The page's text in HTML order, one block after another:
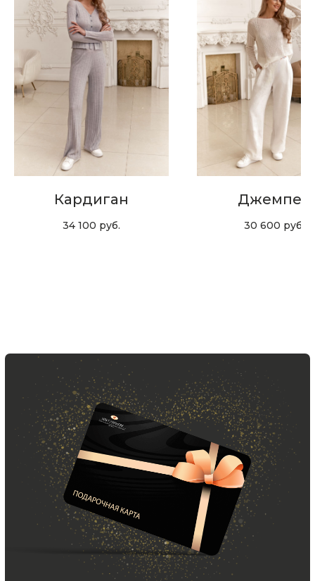
Кардиган
34 100 руб.
Джемпер
30 600 руб.
Хотите быть в курсе всех новинок
и акций, подпишитесь на email рассылку
Ваш e-mail
Новинки, акции, подарки
и модный журнал — всё это
в нашем телеграмм канале:
MIR CASHMERE Official
ООО «МИР КАШЕМИРА» © 2023
Все права защищены.
конфиденциальности